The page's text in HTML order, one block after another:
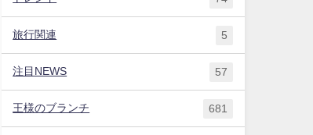
旅行関連 5
注目NEWS 57
王様のブランチ 681